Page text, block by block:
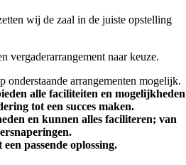
wij de zaal in de juiste opstelling
vergaderarrangement naar keuze.
onderstaande arrangementen mogelijk.
alle faciliteiten en mogelijkheden
tot een succes maken.
en kunnen alles faciliteren; van
passende oplossing.